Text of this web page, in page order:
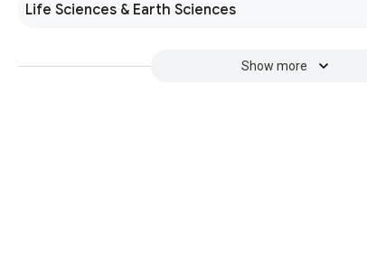
Life Sciences & Earth Sciences
Show more